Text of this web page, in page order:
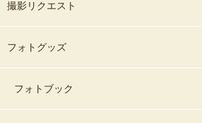
撮影リクエスト
フォトグッズ
フォトブック